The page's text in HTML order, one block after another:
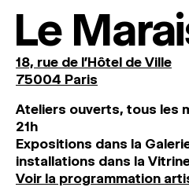
Le
18, rue de l'Hôtel de Ville
75004 Paris
Ateliers ouverts, tous les
21h
Expositions dans la
installations dans la
Voir la programmation